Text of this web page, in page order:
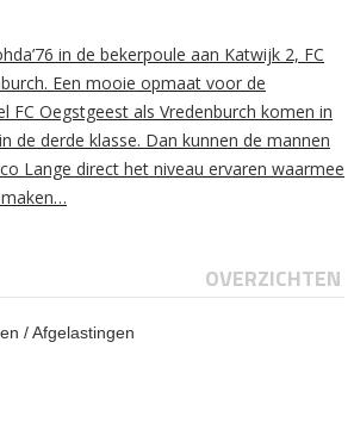
in de bekerpoule aan Katwijk 2, FC
Een mooie opmaat voor de
FC Oegstgeest als Vredenburch komen in
de derde klasse. Dan kunnen de mannen
Lange direct het niveau ervaren waarmee
OVERZICHTEN
/ Afgelastingen